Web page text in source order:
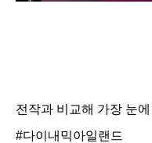
전작과 비교해 가장 눈
#다이내믹아일랜드